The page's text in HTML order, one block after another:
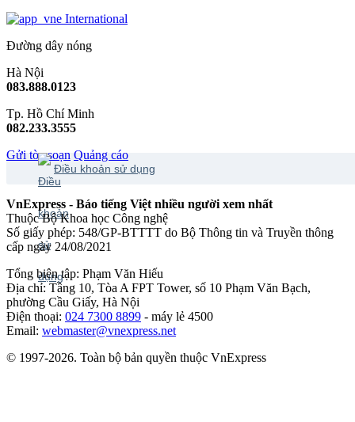
International
Đường dây nóng
Hà Nội
083.888.0123
Tp. Hồ Chí Minh
082.233.3555
Gửi tòa soạn Quảng cáo
Điều khoản sử dụng
VnExpress - Báo tiếng Việt nhiều người xem nhất
Thuộc Bộ Khoa học Công nghệ
Số giấy phép: 548/GP-BTTTT do Bộ Thông tin và Truyền thông
cấp ngày 24/08/2021
Tổng biên tập: Phạm Văn Hiếu
Địa chỉ: Tầng 10, Tòa A FPT Tower, số 10 Phạm Văn Bạch,
phường Cầu Giấy, Hà Nội
Điện thoại: 024 7300 8899 - máy lẻ 4500
Email: webmaster@vnexpress.net
© 1997-2026. Toàn bộ bản quyền thuộc VnExpress